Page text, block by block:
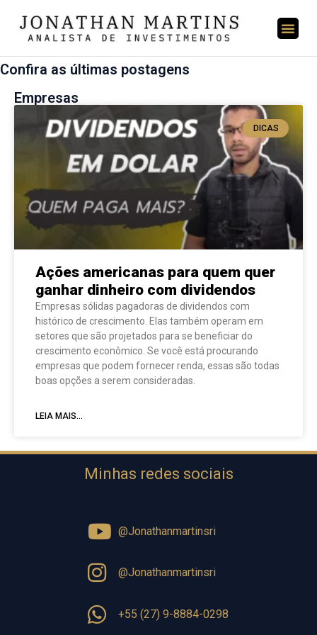
Confira as últimas postagens
Empresas
DICAS
Ações americanas para quem quer
ganhar dinheiro com dividendos
Empresas sólidas pagadoras de dividendos com
histórico de crescimento. Elas também operam em
setores que são projetados para se beneficiar do
crescimento econômico. Se você está procurando
empresas que podem fornecer renda, essas são todas
boas opções a serem consideradas.
LEIA MAIS...
Minhas redes sociais
@Jonathanmartinsri
@Jonathanmartinsri
+55 (27) 9-8884-0298